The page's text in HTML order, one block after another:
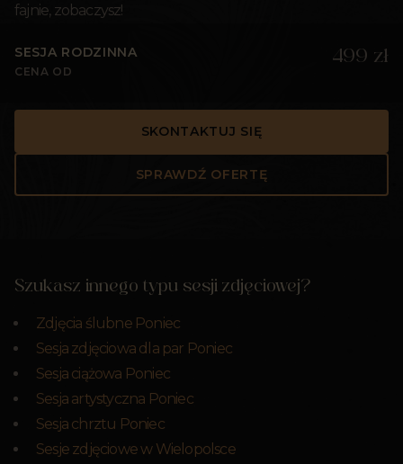
fajnie, zobaczysz!
SESJA RODZINNA
CENA OD
499 zł
SKONTAKTUJ SIĘ
SPRAWDŹ OFERTĘ
Szukasz innego typu sesji zdjęciowej?
Zdjęcia ślubne Poniec
Sesja zdjęciowa dla par Poniec
Sesja ciążowa Poniec
Sesja artystyczna Poniec
Sesja chrztu Poniec
Sesje zdjęciowe w Wielopolsce